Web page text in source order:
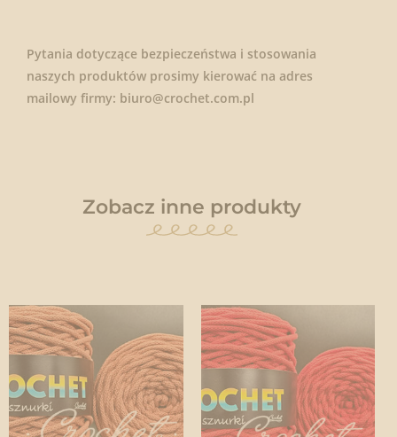
Pytania dotyczące bezpieczeństwa i stosowania
naszych produktów prosimy kierować na adres
mailowy firmy: biuro@crochet.com.pl
Zobacz inne produkty